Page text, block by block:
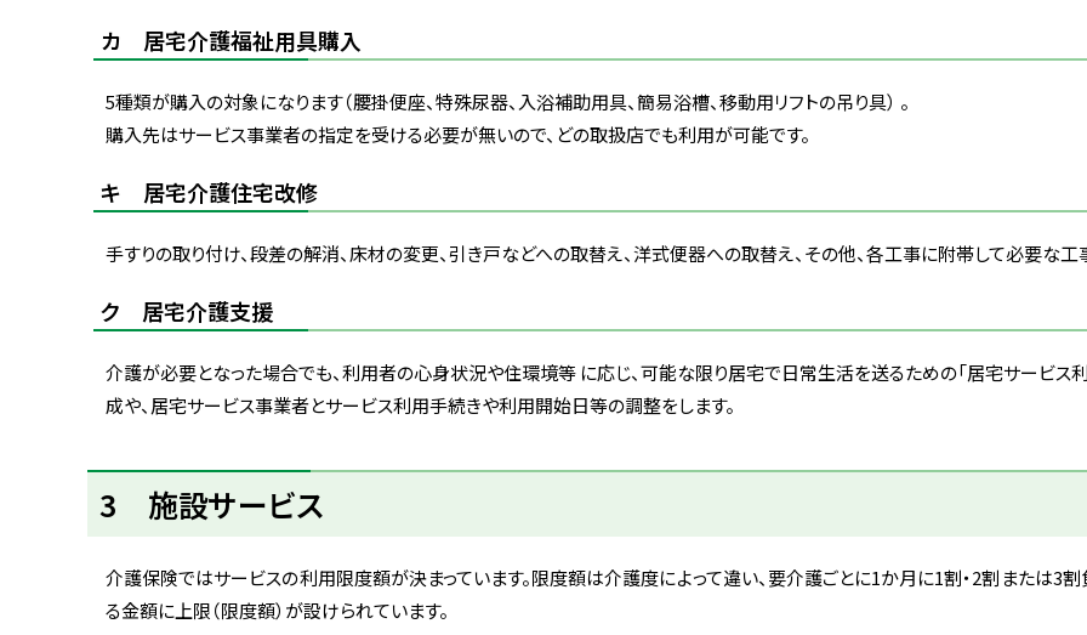
カ 居宅介護福祉用具購入
5種類が購入の対象になります（腰掛便座、特殊尿器、入浴補助用具、簡易浴槽、移動用リフトの吊り具） 。
購入先はサービス事業者の指定を受ける必要が無いので、どの取扱店でも利用が可能です。
キ 居宅介護住宅改修
手すりの取り付け、段差の解消、床材の変更、引き戸などへの取替え、洋式便器への取替え、その他、各工事に附帯して必要な工
ク 居宅介護支援
介護が必要となった場合でも、利用者の心身状況や住環境等 に応じ、可能な限り居宅で日常生活を送るための「居宅サービス
成や、居宅サービス事業者とサービス利用手続きや利用開始日等の調整をします。
ト
ッ
に
戻
3 施設サービス
介護保険ではサービスの利用限度額が決まっています。限度額は介護度によって違い、 要介護ごとに1か月に1割・2割または3
る金額に上限（限度額）が設けられています。